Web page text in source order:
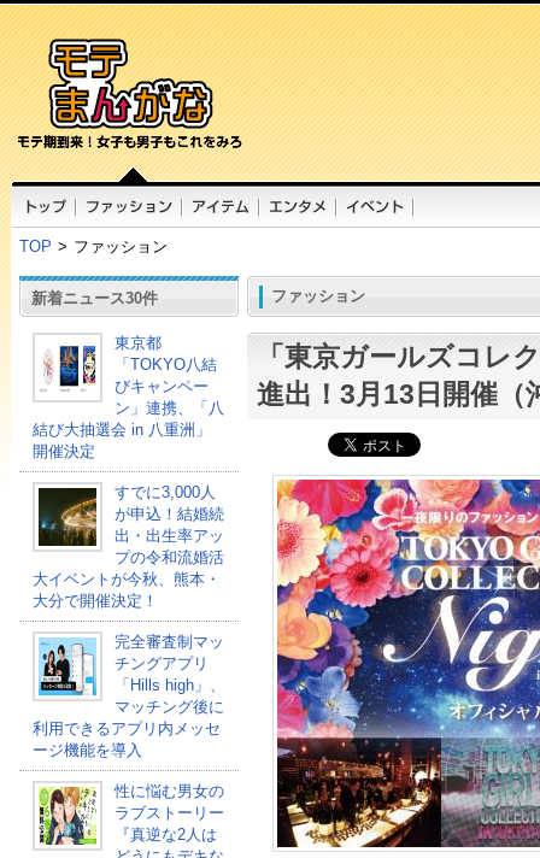
TOP > ファッション
新着ニュース30件
東京都
「TOKYO八結
びキャンペー
ン」連携、「八
結び大抽選会 in 八重洲」
開催決定
すでに3,000人
が申込！結婚続
出・出生率アッ
プの令和流婚活
大イベントが今秋、熊本・
大分で開催決定！
完全審査制マッ
チングアプリ
「Hills high」、
マッチング後に
利用できるアプリ内メッセ
ージ機能を導入
性に悩む男女の
ラブストーリー
『真逆な2人は
ファッション
「東京ガールズコレ
進出！3月13日開催（